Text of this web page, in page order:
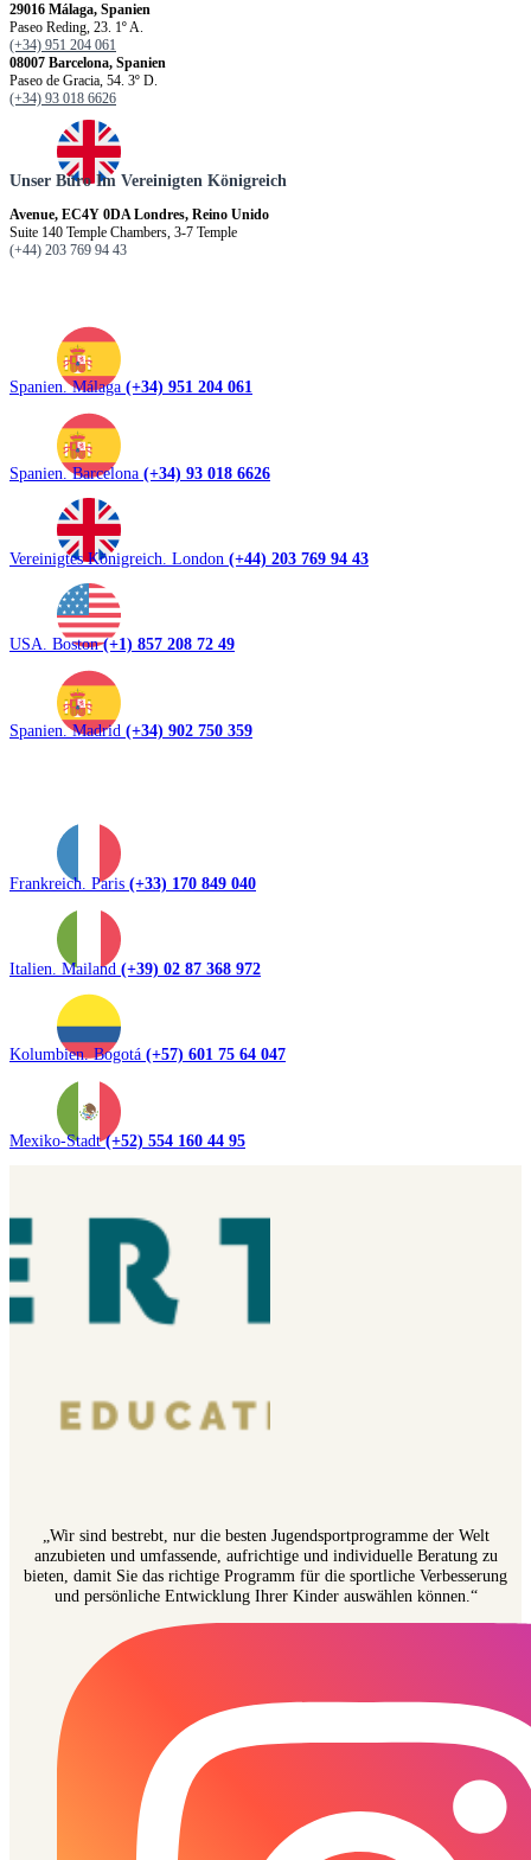
29016 Málaga, Spanien
Paseo Reding, 23. 1º A.
(+34) 951 204 061
08007 Barcelona, Spanien
Paseo de Gracia, 54. 3º D.
(+34) 93 018 6626
Unser Büro Im Vereinigten Königreich
Avenue, EC4Y 0DA Londres, Reino Unido
Suite 140 Temple Chambers, 3-7 Temple
(+44) 203 769 94 43
Spanien. Málaga (+34) 951 204 061
Spanien. Barcelona (+34) 93 018 6626
Vereinigtes Königreich. London (+44) 203 769 94 43
USA. Boston(+1) 857 208 72 49
Spanien. Madrid (+34) 902 750 359
Frankreich. Paris (+33) 170 849 040
Italien. Mailand (+39) 02 87 368 972
Kolumbien. Bogotá (+57) 601 75 64 047
Mexiko-Stadt(+52) 554 160 44 95
„Wir sind bestrebt, nur die besten Jugendsportprogramme der Welt
anzubieten und umfassende, aufrichtige und individuelle Beratung zu
bieten, damit Sie das richtige Programm für die sportliche Verbesserung
und persönliche Entwicklung Ihrer Kinder auswählen können.“